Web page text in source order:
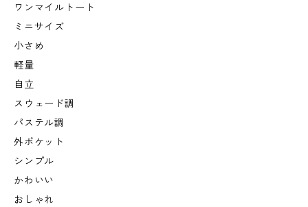
ワンマイルトート
ミニサイズ
小さめ
軽量
自立
スウェード調
パステル調
外ポケット
シンプル
かわいい
おしゃれ